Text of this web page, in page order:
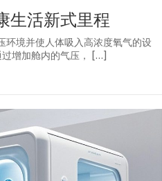
生活新式里程
环境并使人体吸入高浓度氧气的设
增加舱内的气压， […]